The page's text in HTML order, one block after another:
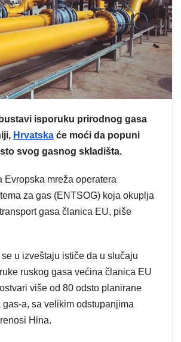
isporuku prirodnog gasa
Hrvatska će moći da popuni
svog gasnog skladišta.
Evropska mreža operatera
za gas (ENTSOG) koja okuplja
gasa članica EU, piše
se u izveštaju ističe da u slučaju
ruskog gasa većina članica EU
više od 80 odsto planirane
a, sa velikim odstupanjima
Hina.